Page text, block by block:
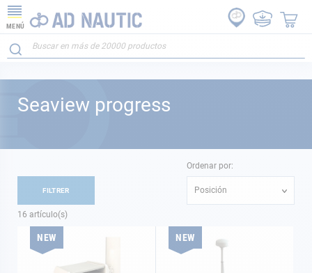
MENÚ
Seaview progress
16 artículo(s)
Ordenar por:
Posición
NEW NEW
FILTRER